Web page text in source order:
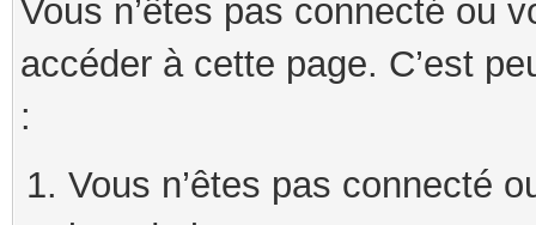
Vous n’êtes pas connecté ou
accéder à cette page. C’est
:
Vous n’êtes pas connecté